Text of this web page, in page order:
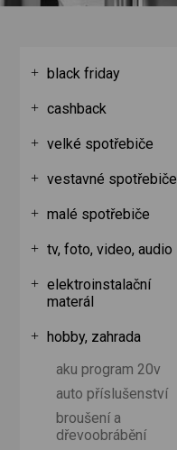
black friday
cashback
velké spotřebiče
vestavné spotřebiče
malé spotřebiče
tv, foto, video, audio
elektroinstalační
materál
hobby, zahrada
aku program 20v
auto příslušenství
broušení a
dřevoobrábění